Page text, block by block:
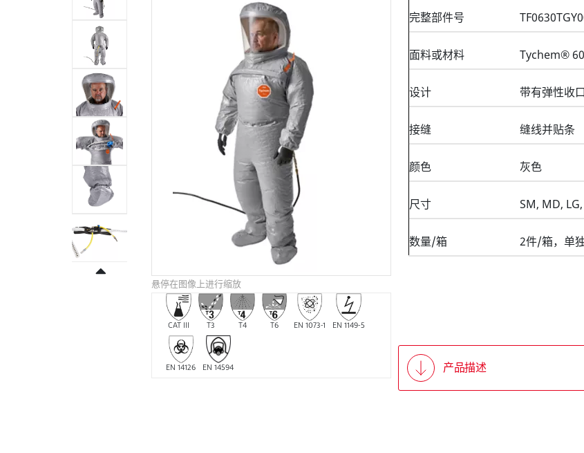
悬停在图像上进行缩放
CAT III T3 T4 T6 EN 1073-1 EN 1149-5
EN 14126 EN 14594
完整部件号
面料或材料 Tychem®
设计 带有弹性收
接缝 缝线并贴条
颜色 灰色
尺寸 SM, MD, LG,
数量/箱 2件/箱，单
产品描述